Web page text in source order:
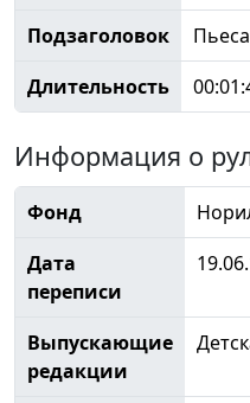
Подзаголовок
Длительность
Информация о
Фонд
Дата
переписи
Выпускающие
редакции